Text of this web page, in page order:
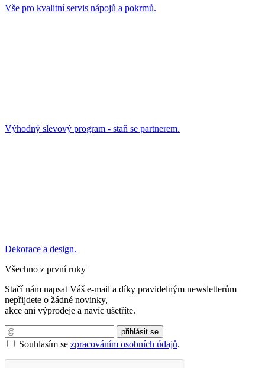
Vše pro kvalitní servis nápojů a pokrmů.
Výhodný slevový program - staň se partnerem.
Dekorace a design.
Všechno z první ruky
Stačí nám napsat Váš e-mail a díky pravidelným newsletterům
nepřijdete o žádné novinky,
akce ani výprodeje a navíc ušetříte.
Souhlasím se zpracováním osobních údajů.